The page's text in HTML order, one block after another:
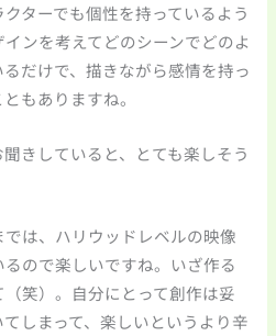
ターでも個性を持っているよう
ンを考えてどのシーンでどのよ
だけで、描きながら感情を持っ
もありますね。
きしていると、とても楽しそう
は、ハリウッドレベルの映像
ので楽しいですね。いざ作る
笑）。自分にとって創作は妥
しまって、楽しいというより辛